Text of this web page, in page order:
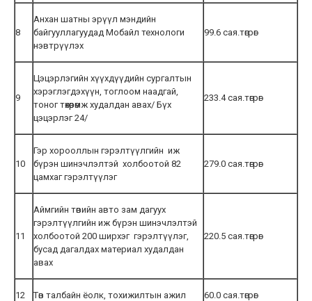
8
Анхан шатны эрүүл мэндийн
байгууллагуудад Мобайл технологи
нэвтрүүлэх
99.6 сая.төгрөг
9
Цэцэрлэгийн хүүхдүүдийн сургалтын
хэрэглэгдэхүүн, тоглоом наадгай,
тоног төхөөрөмж худалдан авах/ Бүх
цэцэрлэг 24/
233.4 сая.төгрөг
10
Гэр хорооллын гэрэлтүүлгийн иж
бүрэн шинэчлэлтэй холбоотой 82
цамхаг гэрэлтүүлэг
279.0 сая.төгрөг
11
Аймгийн төвийн авто зам дагуух
гэрэлтүүлгийн иж бүрэн шинэчлэлтэй
холбоотой 200 ширхэг гэрэлтүүлэг,
бусад дагалдах материал худалдан
авах
220.5 сая.төгрөг
12 Төв талбайн ёолк, тохижилтын ажил 60.0 сая.төгрөг